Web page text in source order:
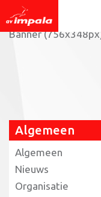
Home»Steun ons
Banner
Algemeen
Algemeen
Nieuws
Organisatie